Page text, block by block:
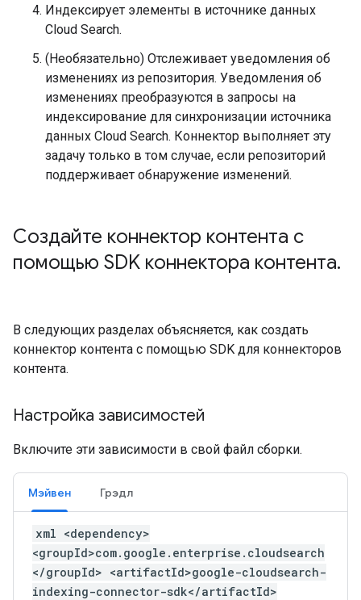
Индексирует элементы в источнике данных
Cloud Search.
(Необязательно) Отслеживает уведомления об
изменениях из репозитория. Уведомления об
изменениях преобразуются в запросы на
индексирование для синхронизации источника
данных Cloud Search. Коннектор выполняет эту
задачу только в том случае, если репозиторий
поддерживает обнаружение изменений.
Создайте коннектор контента с
помощью SDK коннектора контента.
В следующих разделах объясняется, как создать
коннектор контента с помощью SDK для коннекторов
контента.
Настройка зависимостей
Включите эти зависимости в свой файл сборки.
Мэйвен Грэдл
xml <dependency>
<groupId>com.google.enterprise.cloudsearch
</groupId> <artifactId>google-cloudsearch-
indexing-connector-sdk</artifactId>